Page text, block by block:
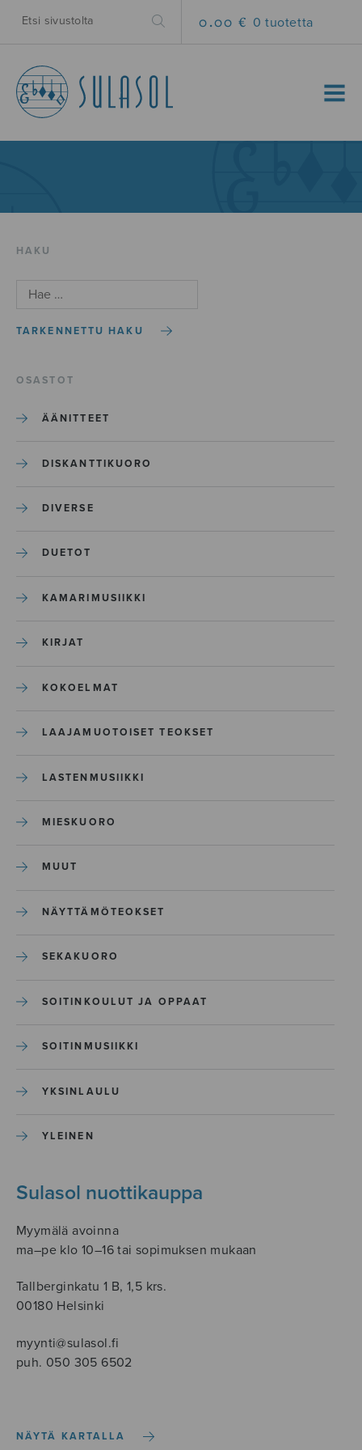
0.00 € 0 tuotetta
MENU
HAKU
TARKENNETTU HAKU
OSASTOT
ÄÄNITTEET
DISKANTTIKUORO
DIVERSE
DUETOT
KAMARIMUSIIKKI
KIRJAT
KOKOELMAT
LAAJAMUOTOISET TEOKSET
LASTENMUSIIKKI
MIESKUORO
MUUT
NÄYTTÄMÖTEOKSET
SEKAKUORO
SOITINKOULUT JA OPPAAT
SOITINMUSIIKKI
YKSINLAULU
YLEINEN
Sulasol nuottikauppa
Myymälä avoinna
ma–pe klo 10–16 tai sopimuksen mukaan
Tallberginkatu 1 B, 1,5 krs.
00180 Helsinki
myynti@sulasol.fi
puh. 050 305 6502
NÄYTÄ KARTALLA